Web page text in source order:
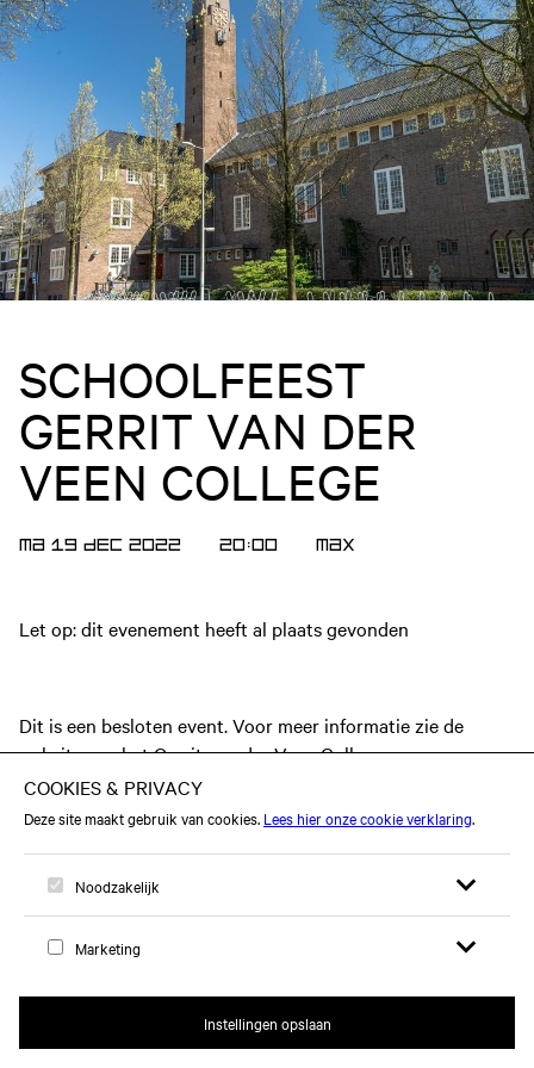
Logo, naar home
SCHOOLFEEST
GERRIT VAN DER
VEEN COLLEGE
MA 19 DEC 2022 20:00 Max
Let op: dit evenement heeft al plaats gevonden
Dit is een besloten event. Voor meer informatie zie de
websitevan het Gerrit van der Veen College.